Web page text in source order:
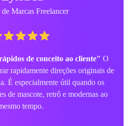
Marcas Freelancer
de conceito ao cliente" O
rapidamente direções originais de
É especialmente útil quando os
de mascote, retrô e modernas ao
tempo.